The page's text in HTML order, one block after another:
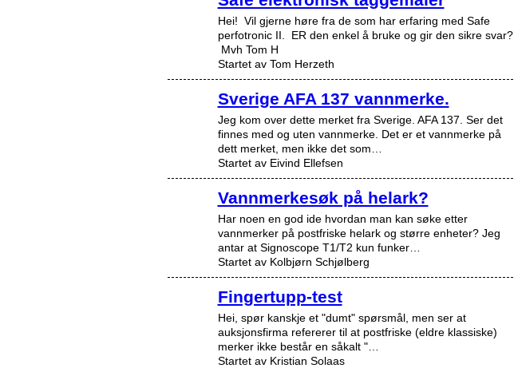
Hei! Vil gjerne høre fra de som har erfaring med Safe
perfotronic II. ER den enkel å bruke og gir den sikre svar?
Mvh Tom H
Startet av Tom Herzeth
Sverige AFA 137 vannmerke.
Jeg kom over dette merket fra Sverige. AFA 137. Ser det
finnes med og uten vannmerke. Det er et vannmerke på
dett merket, men ikke det som…
Startet av Eivind Ellefsen
Vannmerkesøk på helark?
Har noen en god ide hvordan man kan søke etter
vannmerker på postfriske helark og større enheter? Jeg
antar at Signoscope T1/T2 kun funker…
Startet av Kolbjørn Schjølberg
Fingertupp-test
Hei, spør kanskje et "dumt" spørsmål, men ser at
auksjonsfirma refererer til at postfriske (eldre klassiske)
merker ikke består en såkalt "…
Startet av Kristian Solaas